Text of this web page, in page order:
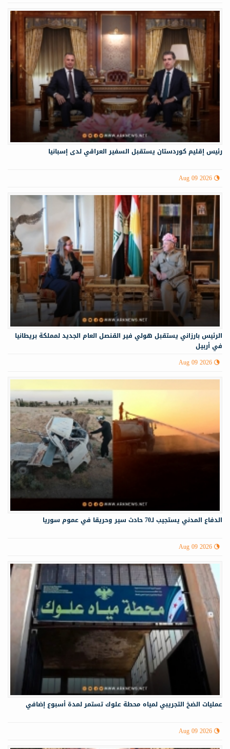
رئيس إقليم كوردستان يستقبل السفير العراقي لدى إسبانيا
Aug 09 2026
الرئيس بارزاني يستقبل هولي فير القنصل العام الجديد لمملكة بريطانيا
في أربيل
Aug 09 2026
الدفاع المدني يستجيب لـ70 حادث سير وحريقا في عموم سوريا
Aug 09 2026
عمليات الضخ التجريبي لمياه ‏محطة علوك تستمر لمدة أسبوع إضافي
Aug 09 2026